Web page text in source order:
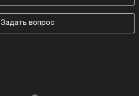
Задать вопрос